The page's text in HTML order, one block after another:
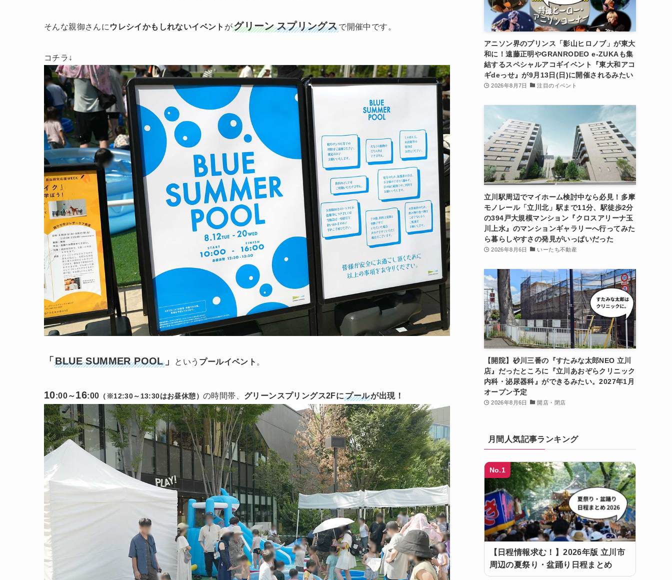
そんな親御さんにウレシイかもしれないイベント がグリーンスプリングスで開催中です。
コチラ↓
「BLUE SUMMER POOL」 という プールイベント 。
10:00～16:00 （※12:30～13:30はお昼休憩）の時間帯、 グリーンスプリングス2Fにプールが出現！
アニソン界のプリンス「影山ヒロノブ」が東大
和に！遠藤正明やGRANRODEO e-ZUKAも集
結するスペシャルアコギイベント『東大和アコ
ギdeっせ』が9月13日(日)に開催されるみたい
2026年8月7日 注目のイベント
立川駅周辺でマイホーム検討中なら必見！多摩
モノレール「立川北」駅まで11分、駅徒歩2分
の394戸大規模マンション『クロスアリーナ玉
川上水』のマンションギャラリーへ行ってみた
ら暮らしやすさの発見がいっぱいだった
2026年8月6日 いーたち不動産
【開院】砂川三番の『すたみな太郎NEO 立川
店』だったところに『立川あおぞらクリニック
内科・泌尿器科』ができるみたい。2027年1月
オープン予定
2026年8月6日 開店・閉店
月間人気記事ランキング
No.1
【日程情報求む！】2026年版 立川市
周辺の夏祭り・盆踊り日程まとめ